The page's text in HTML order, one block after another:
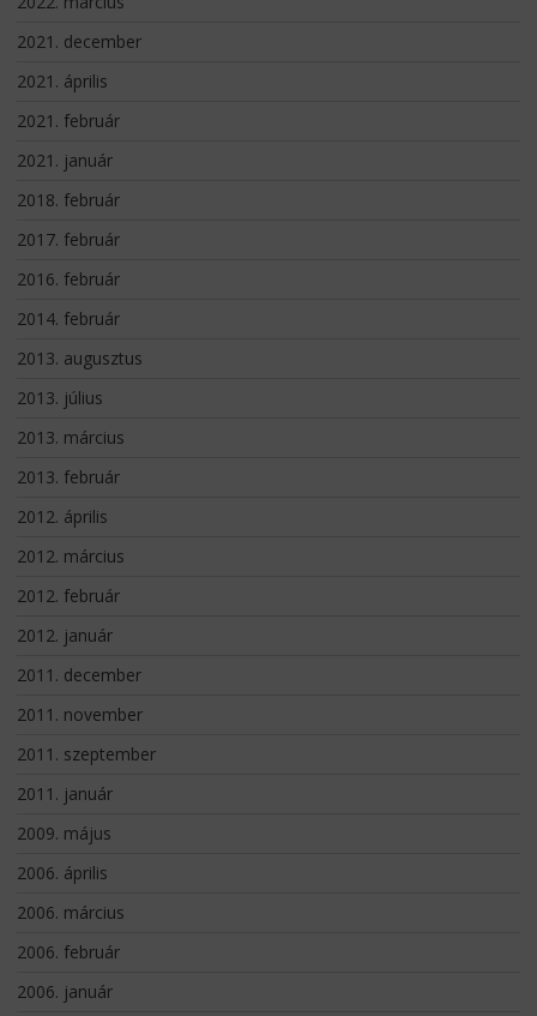
2021. december
2021. április
2021. február
2021. január
2018. február
2017. február
2016. február
2014. február
2013. augusztus
2013. július
2013. március
2013. február
2012. április
2012. március
2012. február
2012. január
2011. december
2011. november
2011. szeptember
2011. január
2009. május
2006. április
2006. március
2006. február
2006. január